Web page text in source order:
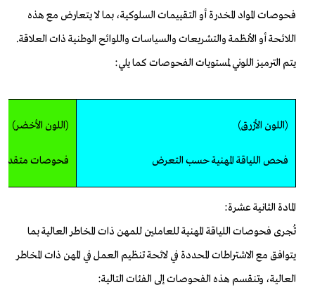
فحوصات المواد المخدرة أو التقييمات السلوكية، بما لا يتعارض مع هذه
اللائحة أو الأنظمة والتشريعات والسياسات واللوائح الوطنية ذات العلاقة.
يتم الترميز اللوني لمستويات الفحوصات كما يلي:
(اللون الأزرق)
فحص اللياقة المهنية حسب التعرض
(اللون الأخضر)
فحوصات متقدمة
المادة الثانية عشرة:
تُجرى فحوصات اللياقة المهنية للعاملين للمهن ذات المخاطر العالية بما
يتوافق مع الاشتراطات المحددة في لائحة تنظيم العمل في المهن ذات المخاطر
العالية، وتنقسم هذه الفحوصات إلى الفئات التالية: